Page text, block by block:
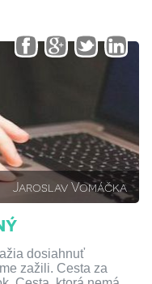
Jaroslav Vomáčka
dosiahnuť
zažili. Cesta za